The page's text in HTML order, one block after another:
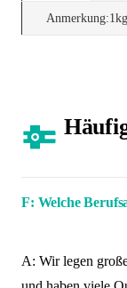
F: Welche
A: Wir legen